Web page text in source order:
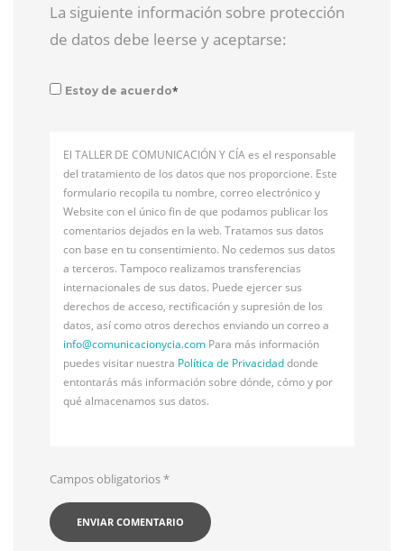
La siguiente información sobre protección
de datos debe leerse y aceptarse:
Estoy de acuerdo*
El TALLER DE COMUNICACIÓN Y CÍA es el responsable
del tratamiento de los datos que nos proporcione. Este
formulario recopila tu nombre, correo electrónico y
Website con el único fin de que podamos publicar los
comentarios dejados en la web. Tratamos sus datos
con base en tu consentimiento. No cedemos sus datos
a terceros. Tampoco realizamos transferencias
internacionales de sus datos. Puede ejercer sus
derechos de acceso, rectificación y supresión de los
datos, así como otros derechos enviando un correo a
info@comunicacionycia.com Para más información
puedes visitar nuestra Política de Privacidaddonde
entontarás más información sobre dónde, cómo y por
qué almacenamos sus datos.
Campos obligatorios*